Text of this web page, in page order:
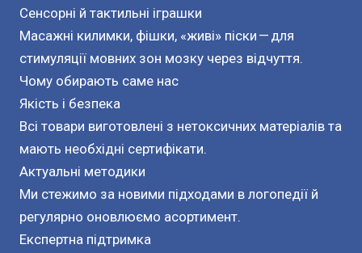
Сенсорні й тактильні іграшки
Масажні килимки, фішки, «живі» піски — для
стимуляції мовних зон мозку через відчуття.
Чому обирають саме нас
Якість і безпека
Всі товари виготовлені з нетоксичних матеріалів та
мають необхідні сертифікати.
Актуальні методики
Ми стежимо за новими підходами в логопедії й
регулярно оновлюємо асортимент.
Експертна підтримка